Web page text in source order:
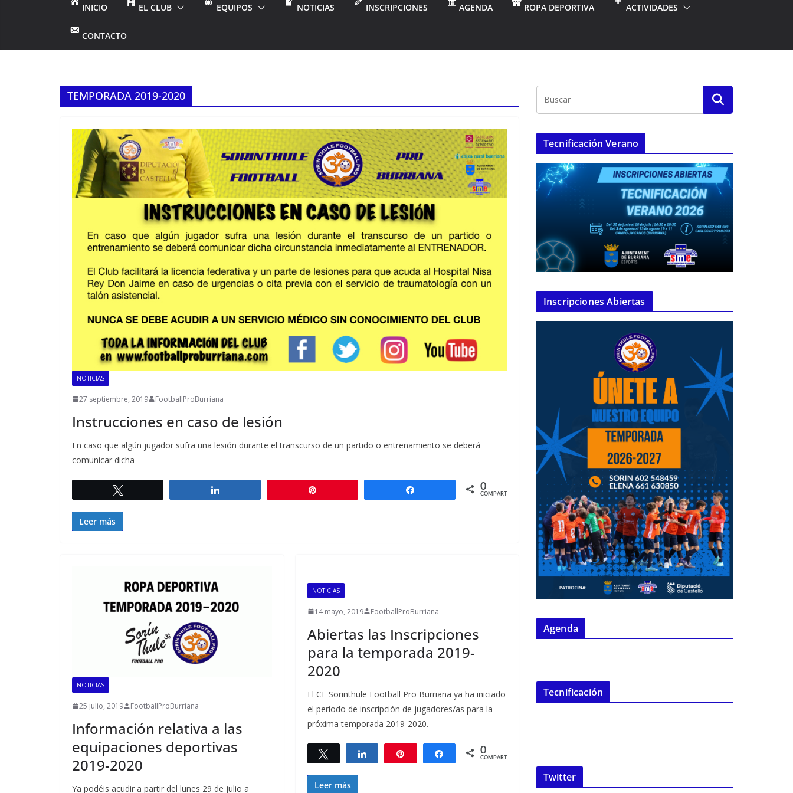
INICIO EL CLUB EQUIPOS NOTICIAS INSCRIPCIONES AGENDA ROPA DEPORTIVA ACTIVIDADES
CONTACTO
TEMPORADA 2019-2020
NOTICIAS
27 septiembre, 2019 FootballProBurriana
Instrucciones en caso de lesión
En caso que algún jugador sufra una lesión durante el transcurso de un partido o entrenamiento se deberá
comunicar dicha
0
COMPARTIR
Leer más
NOTICIAS
25 julio, 2019 FootballProBurriana
Información relativa a las
equipaciones deportivas
2019-2020
Ya podéis acudir a partir del lunes 29 de julio a
NOTICIAS
14 mayo, 2019 FootballProBurriana
Abiertas las Inscripciones
para la temporada 2019-
2020
El CF Sorinthule Football Pro Burriana ya ha iniciado
el periodo de inscripción de jugadores/as para la
próxima temporada 2019-2020.
Twittear Compartir Compartir
0
COMPARTIR
Leer más
Tecnificación Verano
Inscripciones Abiertas
Agenda
Tecnificación
Twitter